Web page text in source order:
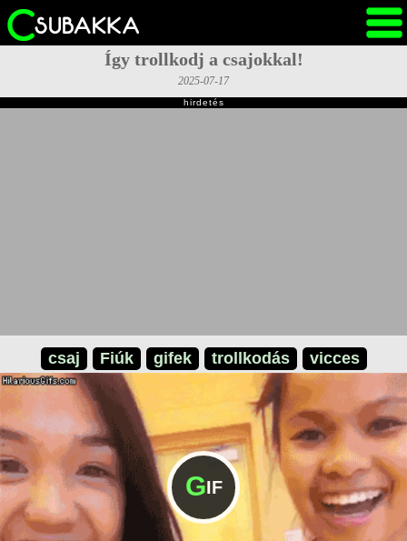
Így trollkodj a csajokkal!
2025-07-17
hirdetés
csaj Fiúk gifek trollkodás vicces
GIF